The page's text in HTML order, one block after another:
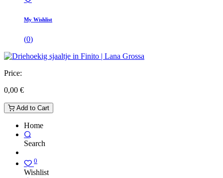
My Wishlist
(0)
Price:
0,00 €
Add to Cart
Home
Search
0
Wishlist